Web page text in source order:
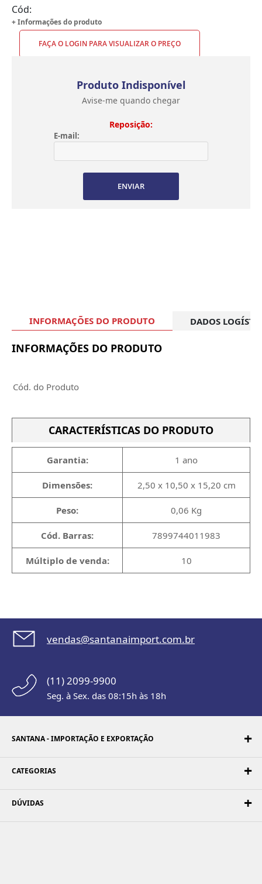
Cód:
+ Informações do produto
FAÇA O LOGIN PARA VISUALIZAR O PREÇO
Produto Indisponível
Avise-me quando chegar
Reposição:
E-mail:
ENVIAR
INFORMAÇÕES DO PRODUTO DADOS
INFORMAÇÕES DO PRODUTO
Cód. do Produto
CARACTERÍSTICAS DO PRODUTO
Garantia: 1 ano
Dimensões: 2,50 x 10,50 x 15,20 cm
Peso: 0,06 Kg
Cód. Barras: 7899744011983
Múltiplo de venda: 10
vendas@santanaimport.com.br
(11) 2099-9900
Seg. à Sex. das 08:15h às 18h
SANTANA - IMPORTAÇÃO E EXPORTAÇÃO
CATEGORIAS
DÚVIDAS